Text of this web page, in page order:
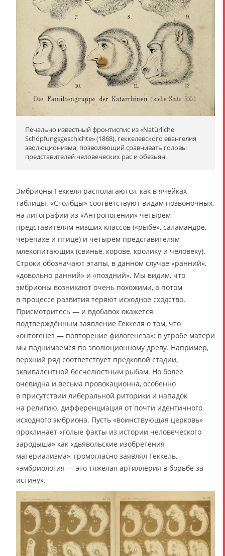
Печально известный фронтиспис из «Natürliche
Schöpfungsgeschichte» (1868), геккелевского евангелия
эволюционизма, позволяющий сравнивать головы
представителей человеческих рас и обезьян.
Эмбрионы Геккеля располагаются, как в ячейках
таблицы. «Столбцы» соответствуют видам позвоночных,
на литографии из «Антропогении» четырём
представителям низших классов («рыбе», саламандре,
черепахе и птице) и четырём представителям
млекопитающих (свинье, корове, кролику и человеку).
Строки обозначают этапы, в данном случае «ранний»,
«довольно ранний» и «поздний». Мы видим, что
эмбрионы возникают очень похожими, а потом
в процессе развития теряют исходное сходство.
Присмотритесь — и вдобавок окажется
подтверждённым заявление Геккеля о том, что
«онтогенез — повторение филогенеза»: в утробе матери
мы поднимаемся по эволюционному древу. Например,
верхний ряд соответствует предковой стадии,
эквивалентной бесчелюстным рыбам. Но более
очевидна и весьма провокационна, особенно
в присутствии либеральной риторики и нападок
на религию, дифференциация от почти идентичного
исходного эмбриона. Пусть «воинствующая церковь»
проклинает «голые факты из истории человеческого
зародыша» как «дьявольские изобретения
материализма», громогласно заявлял Геккель,
«эмбриология — это тяжёлая артиллерия в борьбе за
истину».